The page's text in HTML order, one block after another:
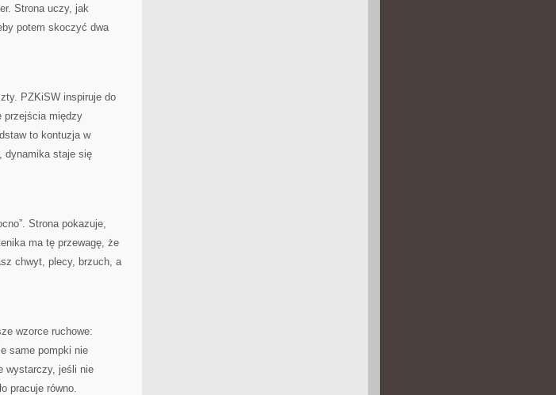
Strona uczy, jak
potem skoczyć dwa
PZKiSW inspiruje do
przejścia między
to kontuzja w
dynamika staje się
Strona pokazuje,
ma tę przewagę, że
chwyt, plecy, brzuch, a
wzorce ruchowe:
same pompki nie
wystarczy, jeśli nie
pracuje równo.